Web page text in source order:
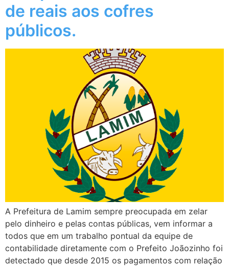
de reais aos cofres
públicos.
A Prefeitura de Lamim sempre preocupada em zelar
pelo dinheiro e pelas contas públicas, vem informar a
todos que em um trabalho pontual da equipe de
contabilidade diretamente com o Prefeito Joãozinho foi
detectado que desde 2015 os pagamentos com relação